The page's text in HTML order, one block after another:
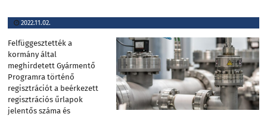
2022.11.02.
Felfüggesztették a
kormány által
meghirdetett Gyármentő
Programra történő
regisztrációt a beérkezett
regisztrációs űrlapok
jelentős száma és